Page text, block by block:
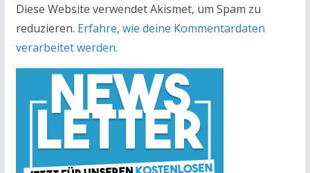
Diese Website verwendet Akismet, um Spam zu
reduzieren. Erfahre, wie deine Kommentardaten
verarbeitet werden.